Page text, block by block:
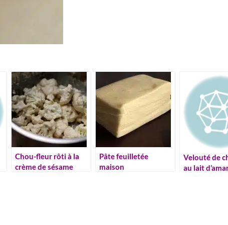
Chou-fleur rôti à la
crème de sésame
Pâte feuilletée
maison
Velouté de
au lait